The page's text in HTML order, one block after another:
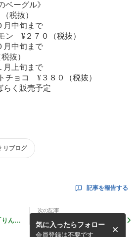
ベーグル》
税抜）
まで
ン ¥２７０（税抜）
まで
抜）
まで
チョコ ¥３８０（税抜）
売予定
リブログ
記事を報告する
りんご
次の記事
１０月の予定です。
気に入ったらフォロー
会員登録は不要です